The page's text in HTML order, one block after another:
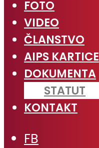
FOTO
VIDEO
ČLANSTVO
AIPS KARTICE
DOKUMENTA
STATUT
KONTAKT
FB